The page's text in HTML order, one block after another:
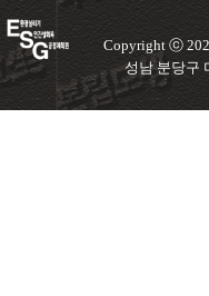
Copyright ⓒ
성남 분당구